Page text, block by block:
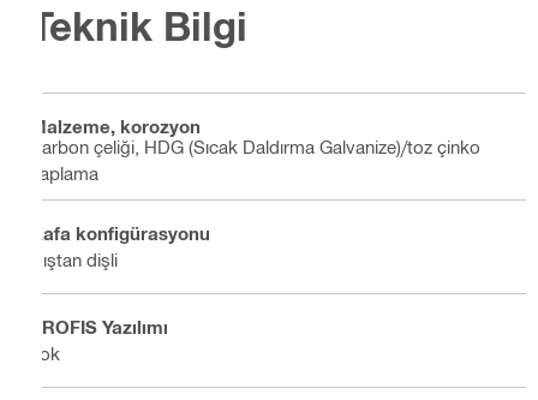
Teknik Bilgi
Malzeme, korozyon
Karbon çeliği, HDG (Sıcak Daldırma Galvanize)/toz çinko
kaplama
Kafa konfigürasyonu
Dıştan dişli
PROFIS Yazılımı
Yok